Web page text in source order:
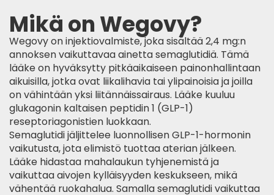
Mikä on Wegovy?
Wegovy on injektiovalmiste, joka sisältää 2,4 mg:n
annoksen vaikuttavaa ainetta semaglutidiä. Tämä
lääke on hyväksytty pitkäaikaiseen painonhallintaan
aikuisilla, jotka ovat liikalihavia tai ylipainoisia ja joilla
on vähintään yksi liitännäissairaus. Lääke kuuluu
glukagonin kaltaisen peptidin 1 (GLP-1)
reseptoriagonistien luokkaan.
Semaglutidi jäljittelee luonnollisen GLP-1-hormonin
vaikutusta, jota elimistö tuottaa aterian jälkeen.
Lääke hidastaa mahalaukun tyhjenemistä ja
vaikuttaa aivojen kylläisyyden keskukseen, mikä
vähentää ruokahalua. Samalla semaglutidi vaikuttaa